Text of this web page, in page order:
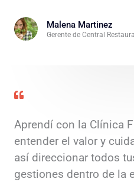
Malena Martinez
Gerente de Central
Aprendí con la Clínica
entender el valor y
así direccionar todos
gestiones dentro de la